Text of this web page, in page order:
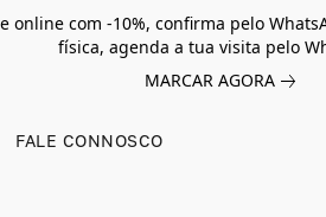
online com -10%, confirma pelo
física, agenda a tua visita pelo
MARCAR AGORA
FALE CONNOSCO